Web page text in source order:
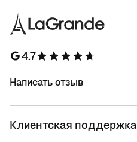
4.7
Написать отзыв
Клиентская поддержка